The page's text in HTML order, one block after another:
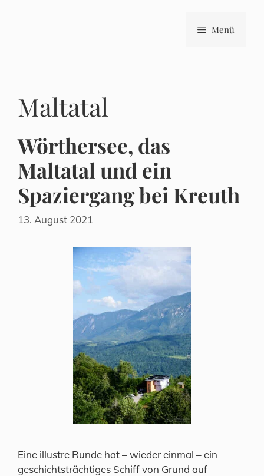
Menü
Maltatal
Wörthersee, das
Maltatal und ein
Spaziergang bei Kreuth
13. August 2021
Eine illustre Runde hat – wieder einmal – ein
geschichtsträchtiges Schiff von Grund auf